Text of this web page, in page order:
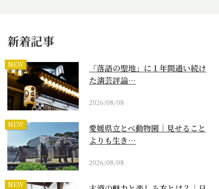
新着記事
NEW
「落語の聖地」に１年間通い続け
た演芸評論…
2026/08/08
NEW
愛媛県立とべ動物園｜見せること
よりも生き…
2026/08/08
NEW